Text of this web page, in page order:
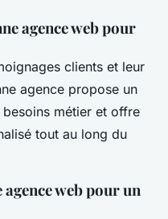
agence web pour
clients et leur
agence propose un
métier et offre
tout au long du
web pour un